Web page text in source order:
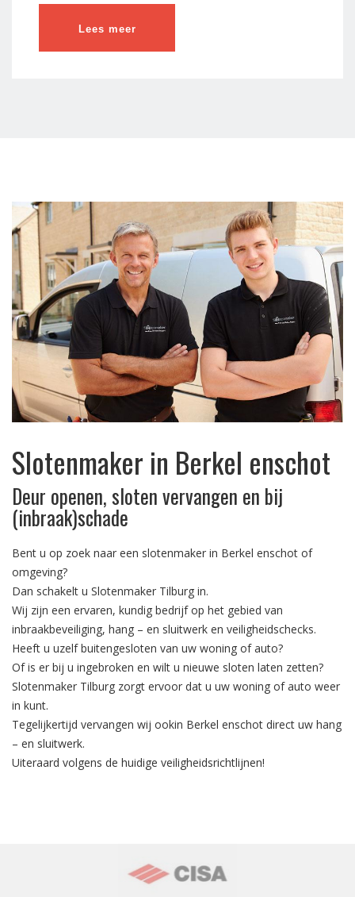
Lees meer
Slotenmaker in Berkel enschot
Deur openen, sloten vervangen en bij
(inbraak)schade
Bent u op zoek naar een slotenmaker in Berkel enschot of
omgeving?
Dan schakelt u Slotenmaker Tilburg in.
Wij zijn een ervaren, kundig bedrijf op het gebied van
inbraakbeveiliging, hang – en sluitwerk en veiligheidschecks.
Heeft u uzelf buitengesloten van uw woning of auto?
Of is er bij u ingebroken en wilt u nieuwe sloten laten zetten?
Slotenmaker Tilburg zorgt ervoor dat u uw woning of auto weer
in kunt.
Tegelijkertijd vervangen wij ookin Berkel enschot direct uw hang
– en sluitwerk.
Uiteraard volgens de huidige veiligheidsrichtlijnen!